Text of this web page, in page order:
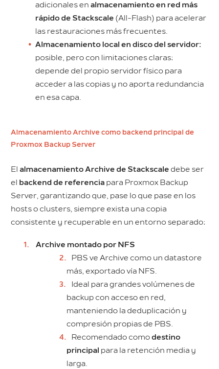
adicionales enalmacenamiento en red más
rápido de Stackscale (All-Flash) para acelerar
las restauraciones más frecuentes.
Almacenamiento local en disco del servidor:
posible, pero con limitaciones claras:
depende del propio servidor físico para
acceder a las copias y no aporta redundancia
en esa capa.
Almacenamiento Archive como backend principal de
Proxmox Backup Server
Elalmacenamiento Archive de Stackscale debe ser
el backend de referencia para Proxmox Backup
Server, garantizando que, pase lo que pase en los
hosts o clusters, siempre exista una copia
consistente y recuperable en un entorno separado:
Archive montado por NFS
PBS ve Archive como un datastore
más, exportado vía NFS.
Ideal para grandes volúmenes de
backup con acceso en red,
manteniendo la deduplicación y
compresión propias de PBS.
Recomendado comodestino
principal para la retención media y
larga.